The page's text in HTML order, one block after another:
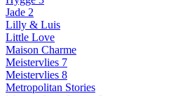
Jade 2
Lilly & Luis
Little Love
Maison Charme
Meistervlies 7
Meistervlies 8
Metropolitan Stories